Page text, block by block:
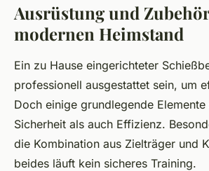
Ausrüstung und
modernen Heimstand
Ein zu Hause eingerichteter
professionell ausgestattet sein, um
Doch einige grundlegende
Sicherheit als auch Effizienz.
die Kombination aus Zielträger und
beides läuft kein sicheres Training.